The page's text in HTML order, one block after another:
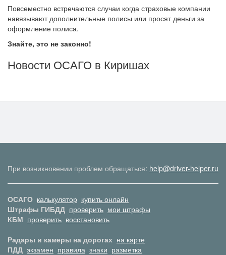
Повсеместно встречаются случаи когда страховые компании
навязывают дополнительные полисы или просят деньги за
оформление полиса.
Знайте, это не законно!
Новости ОСАГО в Киришах
При возникновении проблем обращаться: help@driver-helper.ru
ОСАГО калькулятор купить онлайн
Штрафы ГИБДД проверить мои штрафы
КБМ проверить восстановить
Радары и камеры на дорогах на карте
ПДД экзамен правила знаки разметка